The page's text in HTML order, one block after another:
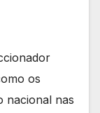
os
nacional nas